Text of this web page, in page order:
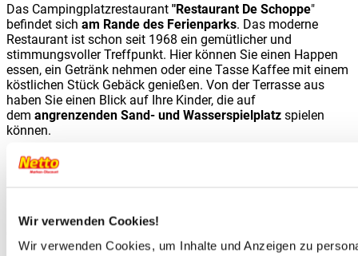
Wir verwenden Cookies!
Wir verwenden Cookies, um Inhalte und Anzeigen zu
Das Campingplatzrestaurant "Restaurant De Schoppe"
befindet sich am Rande des Ferienparks. Das moderne
Restaurant ist schon seit 1968 ein gemütlicher und
stimmungsvoller Treffpunkt. Hier können Sie einen Happen
essen, ein Getränk nehmen oder eine Tasse Kaffee mit einem
köstlichen Stück Gebäck genießen. Von der Terrasse aus
haben Sie einen Blick auf Ihre Kinder, die auf
dem angrenzenden Sand- und Wasserspielplatz spielen
können.
Ganz gleich, ob Sie ein Abenteurer sind, der die Vielfalt der
angebotenen Aktivitäten nutzen möchte, oder jemand, der die